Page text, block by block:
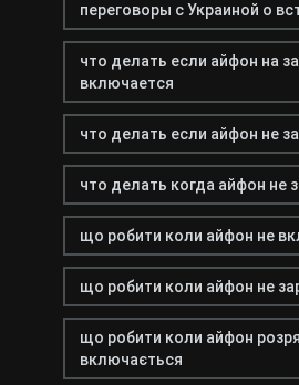
переговоры с Украиной о
что делать если айфон на
включается
что делать если айфон не
что делать когда айфон не
що робити коли айфон не
що робити коли айфон не
що робити коли айфон
включається